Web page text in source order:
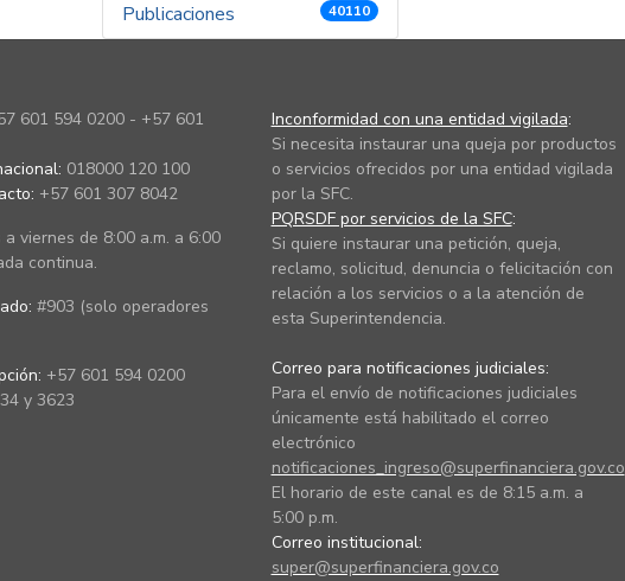
Publicaciones 40110
601 594 0200 - +57 601
018000 120 100
+57 601 307 8042
a viernes de 8:00 a.m. a 6:00
continua.
#903 (solo operadores
+57 601 594 0200
y 3623
Inconformidad con una entidad vigilada:
Si necesita instaurar una queja por productos
o servicios ofrecidos por una entidad vigilada
por la SFC.
PQRSDF por servicios de la SFC:
Si quiere instaurar una petición, queja,
reclamo, solicitud, denuncia o felicitación con
relación a los servicios o a la atención de
esta Superintendencia.
Correo para notificaciones judiciales:
Para el envío de notificaciones judiciales
únicamente está habilitado el correo
electrónico
notificaciones_ingreso@superfinanciera.gov.co
El horario de este canal es de 8:15 a.m. a
5:00 p.m.
Correo institucional:
super@superfinanciera.gov.co